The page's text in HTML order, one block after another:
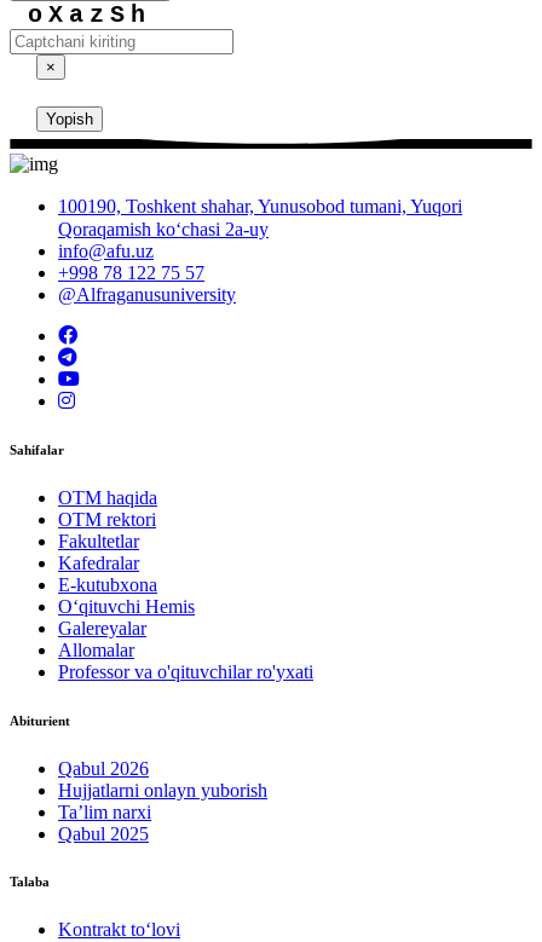
oXazSh
×
Yopish
100190, Toshkent shahar, Yunusobod tumani, Yuqori
Qoraqamish ko‘chasi 2a-uy
info@afu.uz
+998 78 122 75 57
@Alfraganusuniversity
Sahifalar
OTM haqida
OTM rektori
Fakultetlar
Kafedralar
E-kutubxona
O‘qituvchi Hemis
Galereyalar
Allomalar
Professor va o'qituvchilar ro'yxati
Abiturient
Qabul 2026
Hujjatlarni onlayn yuborish
Ta’lim narxi
Qabul 2025
Talaba
Kontrakt to‘lovі